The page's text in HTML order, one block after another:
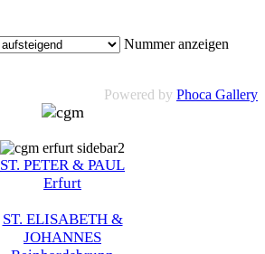
Nummer anzeigen
Powered by Phoca Gallery
ST. PETER & PAUL
Erfurt
ST. ELISABETH &
JOHANNES